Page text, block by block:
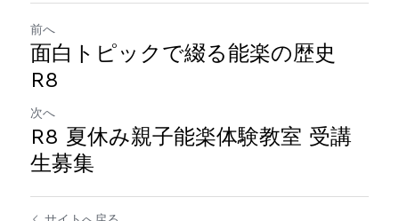
前へ
面白トピックで綴る能楽の歴史
R8
次へ
R8 夏休み親子能楽体験教室 受講
生募集